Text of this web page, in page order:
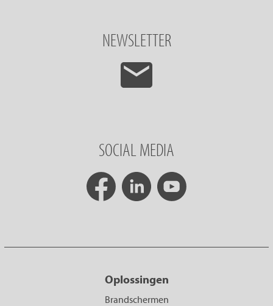
NEWSLETTER
SOCIAL MEDIA
Oplossingen
Brandschermen